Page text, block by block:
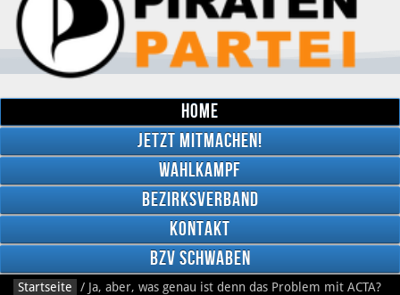
Home
Jetzt mitmachen!
Wahlkampf
Bezirksverband
Kontakt
BzV Schwaben
Startseite / Ja, aber, was genau ist denn das Problem mit ACTA?